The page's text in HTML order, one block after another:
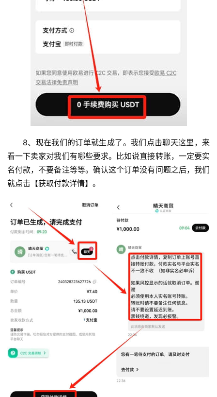
8、现在我们的订单就生成了。我们点击聊天这里，来
看一下卖家对我们有哪些要求。比如说直接转账，一定要实
名付款，不要备注等等。确认这个订单没有问题之后，我们
就点击【获取付款详情】。